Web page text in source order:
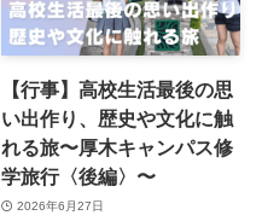
【行事】高校生活最後の思
い出作り、歴史や文化に触
れる旅〜厚木キャンパス修
学旅行〈後編〉〜
2026年6月27日